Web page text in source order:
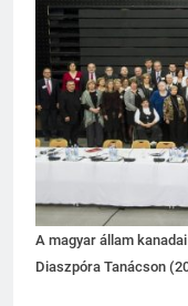
A magyar állam
Diaszpóra Tanácson